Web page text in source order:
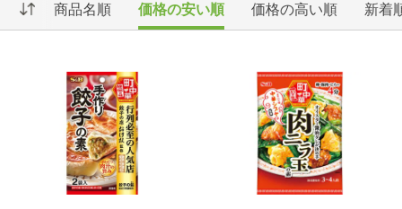
商品名順 価格の安い順 価格の高い順 新着